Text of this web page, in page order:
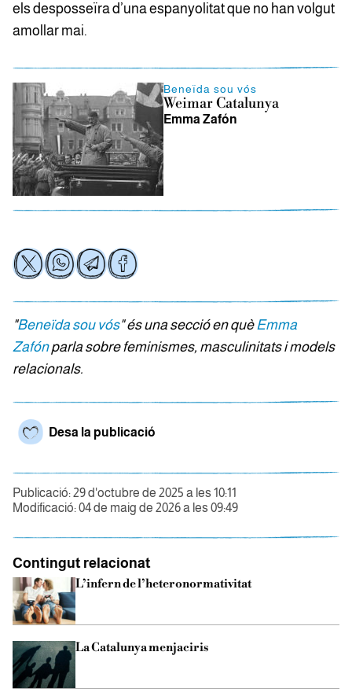
els desposseïra d’una espanyolitat que no han volgut
amollar mai.
Beneïda sou vós
Weimar Catalunya
Emma Zafón
"Beneïda sou vós" és una secció en quèEmma
Zafónparla sobre feminismes, masculinitats i models
relacionals.
Desa la publicació
Publicació: 29 d'octubre de 2025 a les 10:11
Modificació: 04 de maig de 2026 a les 09:49
Contingut relacionat
L’infern de l’heteronormativitat
La Catalunya menjaciris